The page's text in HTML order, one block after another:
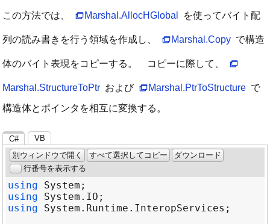
この方法では、 Marshal.AllocHGlobal を使ってバイト配
列の読み書きを行う領域を作成し、 Marshal.Copy で構造
体のバイト表現をコピーする。 コピーに際して、
Marshal.StructureToPtr および Marshal.PtrToStructure で
構造体とポインタを相互に変換する。
C#
VB
別ウィンドウで開く
すべて選択してコピー
ダウンロード
行番号を表示する
using System
using
System . IO
using
System . Runtime . InteropServices